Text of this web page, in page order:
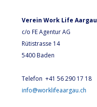
Verein Work Life Aargau
c/o FE Agentur AG
Rütistrasse 14
5400 Baden
Telefon +41 56 290 17 18
info@worklifeaargau.ch